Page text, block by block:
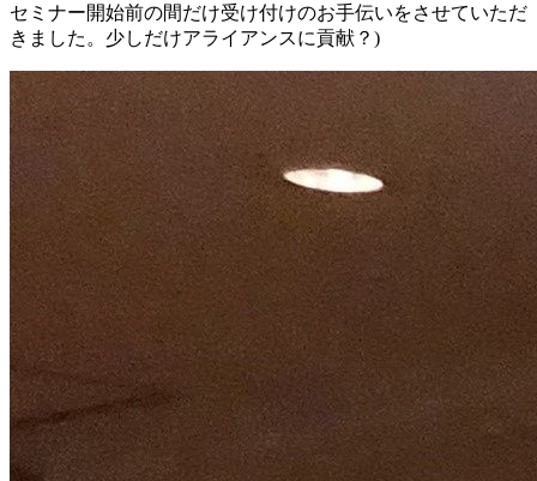
セミナー開始前の間だけ受け付けのお手伝いをさせていただ
きました。少しだけアライアンスに貢献？)